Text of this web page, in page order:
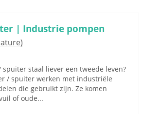
| Industrie pompen
staal liever een tweede leven?
/ spuiter werken met industriële
die gebruikt zijn. Ze komen
of oude...